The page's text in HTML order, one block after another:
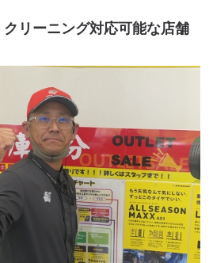
リーニング対応可能な店舗